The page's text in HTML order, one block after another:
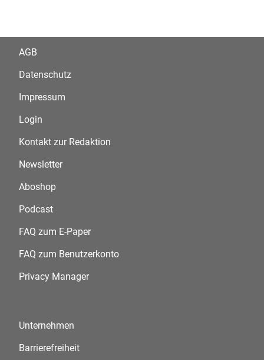
AGB
Datenschutz
Impressum
Login
Kontakt zur Redaktion
Newsletter
Aboshop
Podcast
FAQ zum E-Paper
FAQ zum Benutzerkonto
Privacy Manager
Unternehmen
Barrierefreiheit